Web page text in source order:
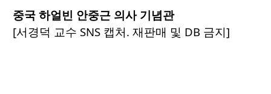
중국 하얼빈 안중근 의사 기념관
[서경덕 교수 SNS 캡처. 재판매 및 DB 금지]